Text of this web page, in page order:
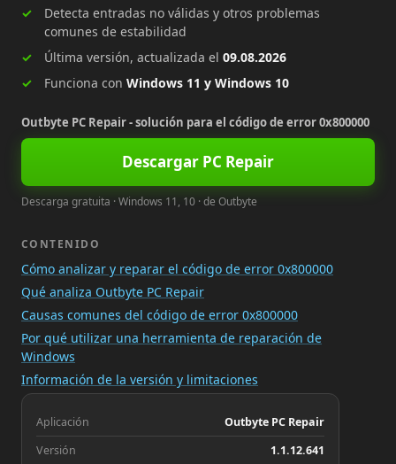
Detecta entradas no válidas y otros problemas
comunes de estabilidad
Última versión, actualizada el 09.08.2026
Funciona con Windows 11 y Windows 10
Outbyte PC Repair - solución para el código de error 0x800000
Descargar PC Repair
Descarga gratuita · Windows 11, 10 · de Outbyte
CONTENIDO
Cómo analizar y reparar el código de error 0x800000
Qué analiza Outbyte PC Repair
Causas comunes del código de error 0x800000
Por qué utilizar una herramienta de reparación de
Windows
Información de la versión y limitaciones
Aplicación
Outbyte PC Repair
Versión
1.1.12.641